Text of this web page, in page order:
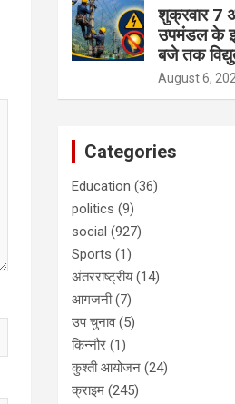
शुक्रवार 7
उपमंडल के
बजे तक
August 6,
Categories
Education (36)
politics (9)
social (927)
Sports (1)
अंतरराष्ट्रीय(14)
आगजनी(7)
उप चुनाव(5)
किन्नौर (1)
कुश्ती आयोजन (24)
क्राइम (245)